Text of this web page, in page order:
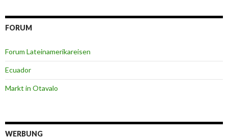
FORUM
Forum Lateinamerikareisen
Ecuador
Markt in Otavalo
WERBUNG